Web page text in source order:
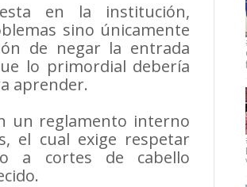
en la institución,
sino únicamente
de negar la entrada
lo primordial debería
aprender.
un reglamento interno
el cual exige respetar
a cortes de cabello